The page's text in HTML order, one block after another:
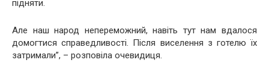
підняти.
Але наш народ непереможний, навіть тут нам вдалося
домогтися справедливості. Після виселення з готелю їх
затримали”, – розповіла очевидиця.